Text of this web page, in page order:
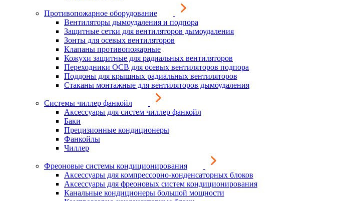
Противопожарное оборудование
Вентиляторы дымоудаления и подпора
Защитные сетки для вентиляторов дымоудаления
Зонты для осевых вентиляторов
Клапаны противопожарные
Кожухи защитные для радиальных вентиляторов
Переходники ОСВ для осевых вентиляторов подпора
Поддоны для крышных радиальных вентиляторов
Стаканы монтажные для вентиляторов дымоудаления
Системы чиллер фанкойл
Аксессуары для систем чиллер фанкойл
Баки
Прецизионные кондиционеры
Фанкойлы
Чиллер
Фреоновые системы кондиционирования
Аксессуары для компрессорно-конденсаторных блоков
Аксессуары для фреоновых систем кондиционирования
Канальные кондиционеры большой мощности